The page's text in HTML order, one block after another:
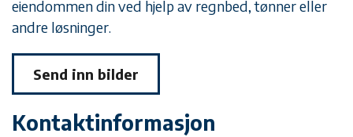
eiendommen din ved hjelp av regnbed, tønner eller
andre løsninger.
Send inn bilder
Kontaktinformasjon